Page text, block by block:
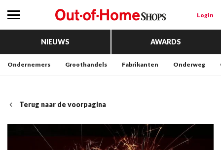
Login
NIEUWS AWARDS
Ondernemers Groothandels Fabrikanten Onderweg
Terug naar de voorpagina